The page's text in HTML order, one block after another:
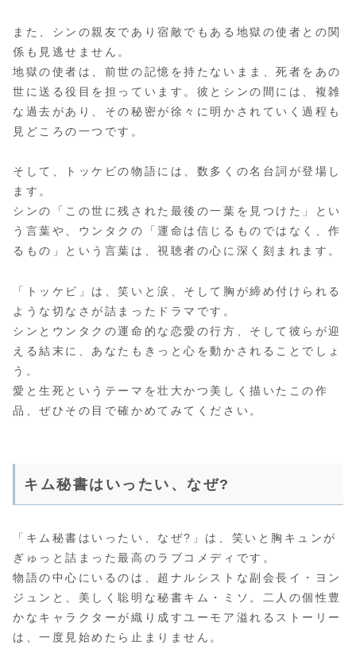
また、シンの親友であり宿敵でもある地獄の使者との関
係も見逃せません。
地獄の使者は、前世の記憶を持たないまま、死者をあの
世に送る役目を担っています。彼とシンの間には、複雑
な過去があり、その秘密が徐々に明かされていく過程も
見どころの一つです。
そして、トッケビの物語には、数多くの名台詞が登場し
ます。
シンの「この世に残された最後の一葉を見つけた」とい
う言葉や、ウンタクの「運命は信じるものではなく、作
るもの」という言葉は、視聴者の心に深く刻まれます。
「トッケビ」は、笑いと涙、そして胸が締め付けられる
ような切なさが詰まったドラマです。
シンとウンタクの運命的な恋愛の行方、そして彼らが迎
える結末に、あなたもきっと心を動かされることでしょ
う。
愛と生死というテーマを壮大かつ美しく描いたこの作
品、ぜひその目で確かめてみてください。
キム秘書はいったい、なぜ?
「キム秘書はいったい、なぜ?」は、笑いと胸キュンが
ぎゅっと詰まった最高のラブコメディです。
物語の中心にいるのは、超ナルシストな副会長イ・ヨン
ジュンと、美しく聡明な秘書キム・ミソ。二人の個性豊
かなキャラクターが織り成すユーモア溢れるストーリー
は、一度見始めたら止まりません。